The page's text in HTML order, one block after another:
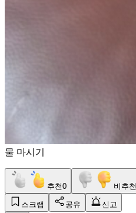
물 마시기
추천0 비추천
스크랩 공유
신고